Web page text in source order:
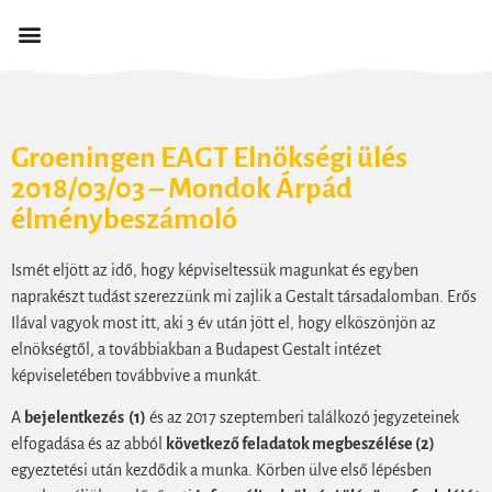
Groeningen EAGT Elnökségi ülés
2018/03/03 – Mondok Árpád
élménybeszámoló
Ismét eljött az idő, hogy képviseltessük magunkat és egyben
naprakészt tudást szerezzünk mi zajlik a Gestalt társadalomban. Erős
Ilával vagyok most itt, aki 3 év után jött el, hogy elköszönjön az
elnökségtől, a továbbiakban a Budapest Gestalt intézet
képviseletében továbbvive a munkát.
A bejelentkezés (1) és az 2017 szeptemberi találkozó jegyzeteinek
elfogadása és az abból
következő feladatok megbeszélése (2)
egyeztetési után kezdődik a munka. Körben ülve első lépésben